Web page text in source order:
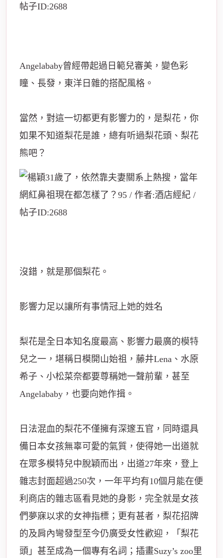
Angelababy曾經帶起過日範兒審美，變色彩
瞳、長發，東洋日雜的搭配風格。
當然，對這一切都更有影響力的，是梨花，你
如果不知道梨花是誰，總有听過梨花頭、梨花
熊吧？
沒錯，就是那個梨花。
影響力足以讓所有事情冠上她的姓名
梨花是全日本知名度最高、影響力最廣的模特
兒之一，堪稱日模開山始祖，藤井Lena、水原
希子、小松菜奈都要尊稱她一聲前輩，甚至
Angelababy，也要向她作揖。
日法混血的梨花不僅擁有深邃五官，同時還具
備日本女孩無辜可愛的氣質，使得她一出道就
在眾多模特兒中脫穎而出，出道27年來，登上
雜志封面超過250次，一年平均有10個月能在便
利商店的雜志區看見她的身影，完全就是女孩
們夢寐以求的女神指標；更有甚者，梨花招牌
的及肩內彎發型至今仍廣受女性歡迎，「梨花
頭」甚至成為一個專有名詞；插畫Suzy’s zoo里